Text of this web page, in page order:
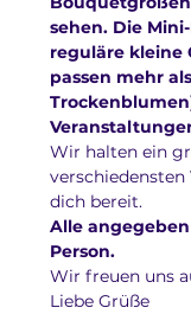
sehen. Die
reguläre kleine
passen mehr
Wir halten ein
dich bereit.
Alle
Person.
Wir freuen uns
Liebe Grüße